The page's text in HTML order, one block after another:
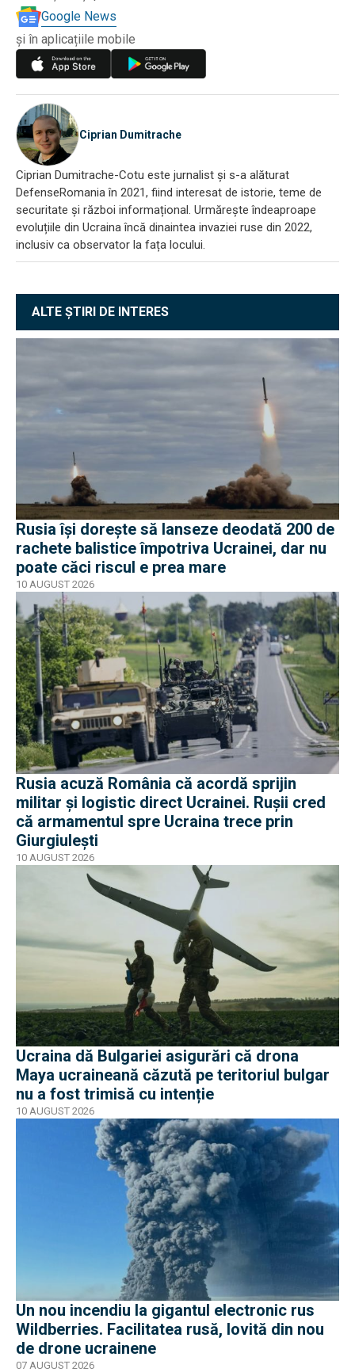
Google News
și în aplicațiile mobile
Ciprian Dumitrache
Ciprian Dumitrache-Cotu este jurnalist și s-a alăturat
DefenseRomania în 2021, fiind interesat de istorie, teme de
securitate și război informațional. Urmărește îndeaproape
evoluțiile din Ucraina încă dinaintea invaziei ruse din 2022,
inclusiv ca observator la fața locului.
ALTE ȘTIRI DE INTERES
Rusia își dorește să lanseze deodată 200 de
rachete balistice împotriva Ucrainei, dar nu
poate căci riscul e prea mare
10 AUGUST 2026
Rusia acuză România că acordă sprijin
militar și logistic direct Ucrainei. Rușii cred
că armamentul spre Ucraina trece prin
Giurgiulești
10 AUGUST 2026
Ucraina dă Bulgariei asigurări că drona
Maya ucraineană căzută pe teritoriul bulgar
nu a fost trimisă cu intenție
10 AUGUST 2026
Un nou incendiu la gigantul electronic rus
Wildberries. Facilitatea rusă, lovită din nou
de drone ucrainene
07 AUGUST 2026